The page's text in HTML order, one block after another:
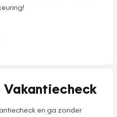
Vakantiecheck
en ga zonder